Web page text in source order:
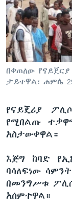
ቋንቋዎች
በቀጠለው
ታይተዋል፣ ሐምሌ 29
የናይጄሪያ
የሚበልጡ
አስታውቀዋል።
እጅግ ከባድ
ባሳለፍነው
በመንግሥቱ
አሰምተዋል።